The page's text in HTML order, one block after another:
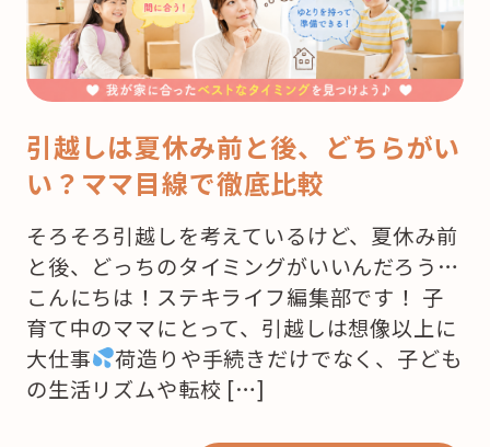
引越しは夏休み前と後、どちらがい
い？ママ目線で徹底比較
そろそろ引越しを考えているけど、夏休み前
と後、どっちのタイミングがいいんだろう…
こんにちは！ステキライフ編集部です！ 子
育て中のママにとって、引越しは想像以上に
大仕事
荷造りや手続きだけでなく、子ども
の生活リズムや転校 […]